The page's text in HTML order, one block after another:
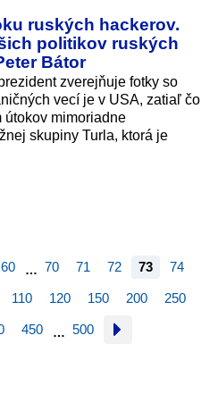
ruských hackerov.
politikov ruských
Bátor
zverejňuje fotky so
vecí je v USA, zatiaľ čo
útokov mimoriadne
skupiny Turla, ktorá je
60 … 70 71 72 73 74
110 120 150 200 250
450 … 500